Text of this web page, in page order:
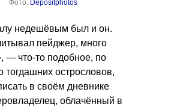
Фото: Depositphotos
недешёвым был и он.
пейджер, много
— что-то подобное, по
тогдашних острословов,
в своём дневнике
облачённый в